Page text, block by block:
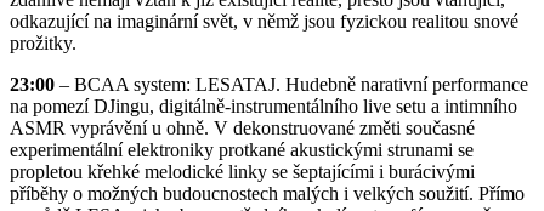
odkazující na imaginární svět, v němž jsou fyzickou realitou snové
prožitky.
23:00 – BCAA system: LESATAJ. Hudebně narativní performance
na pomezí DJingu, digitálně-instrumentálního live setu a intimního
ASMR vyprávění u ohně. V dekonstruované změti současné
experimentální elektroniky protkané akustickými strunami se
propletou křehké melodické linky se šeptajícími i burácivými
příběhy o možných budoucnostech malých i velkých soužití. Přímo